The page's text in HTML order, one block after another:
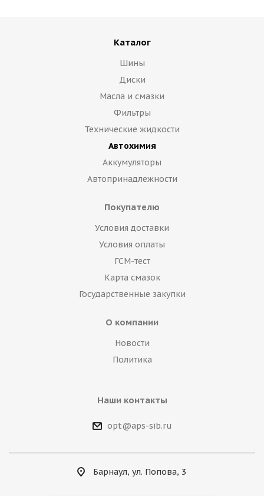
Каталог
Шины
Диски
Масла и смазки
Фильтры
Технические жидкости
Автохимия
Аккумуляторы
Автопринадлежности
Покупателю
Условия доставки
Условия оплаты
ГСМ-тест
Карта смазок
Государственные закупки
О компании
Новости
Политика
Наши контакты
opt@aps-sib.ru
Барнаул, ул. Попова, 3